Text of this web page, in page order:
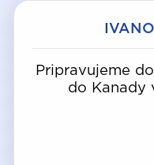
Pripravujeme
do Kanady